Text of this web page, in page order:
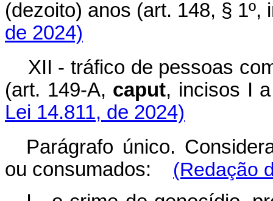
(dezoito) anos (art. 148, § 1º,
de 2024)
XII - tráfico de pessoas
(art. 149-A, caput, incisos I
Lei 14.811, de 2024)
Parágrafo único.
ou consumados: (Redação